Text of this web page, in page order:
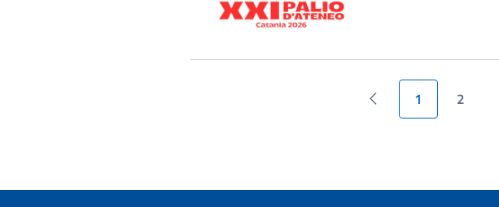
Pagina precedente
Pagina attuale
1
Page
2